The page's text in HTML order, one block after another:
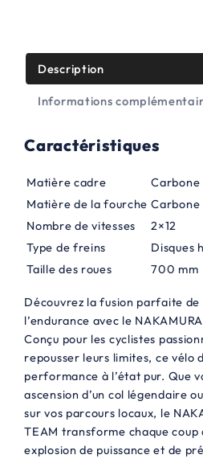
i
t
:
2
5
9
9
0
0
€
.
:
1
0
0
,
0
0
€
.
Description
Informations
Caractéristiques
Matière cadre
Carbone
Matière de la fourche Carbone
Nombre de vitesses
2×12
Type de freins
Disques
Taille des roues
700 mm
Découvrez la fusion parfaite de
l’endurance avec le
Conçu pour les cyclistes
repousser leurs limites, ce vélo
performance à l’état pur. Que
ascension d’un col légendaire
sur vos parcours locaux, le
TEAM transforme chaque coup
explosion de puissance et de